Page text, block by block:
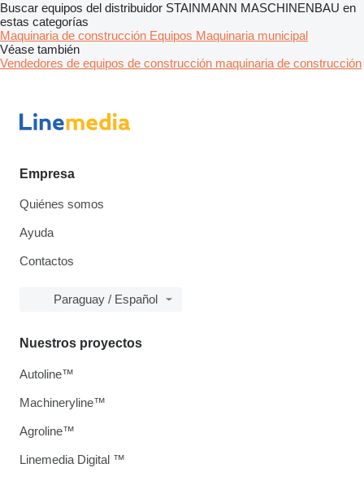
Buscar equipos del distribuidor STAINMANN MASCHINENBAU en
estas categorías
Maquinaria de construcción Equipos Maquinaria municipal
Véase también
Vendedores de equipos de construcción maquinaria de construcción
Empresa
Quiénes somos
Ayuda
Contactos
Paraguay / Español
Nuestros proyectos
Autoline™
Machineryline™
Agroline™
Linemedia Digital ™